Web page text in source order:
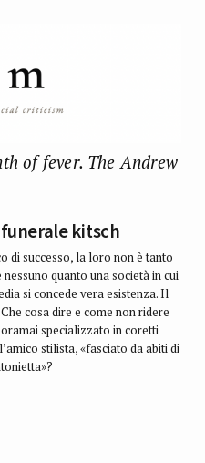
of fever. The Andrew
kitsch
di successo, la loro non è tanto
quanto una società in cui
si concede vera esistenza. Il
cosa dire e come non ridere
specializzato in coretti
stilista, «fasciato da abiti di